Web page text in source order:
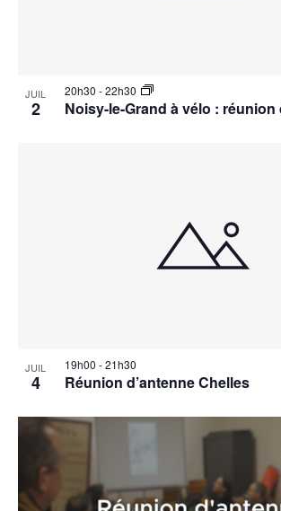
JUIL
2 Noisy-le-Grand à vélo : réunion
20h30 -22h30
JUIL
4 Réunion d’antenne Chelles
19h00 -21h30